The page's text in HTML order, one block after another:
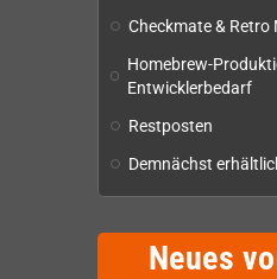
Checkmate & Retro
Homebrew-
Entwicklerbedarf
Restposten
Demnächst
Neues